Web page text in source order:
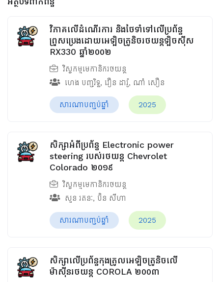
វិភាគលើដំណើរការ និងថែទាំទៅលើប្រព័ន្ធ
ព្រួសប្រេងដោយអេឡិចត្រូនិចរថយន្តឡិចស៊ីស
RX330 ឆ្នាំ២០០២
វិស្វកម្មមេកានិករថយន្ត
ហេង បញ្ចរិទ្ធ, វឿន ដារ៉ូ, ណាំ សឿន
សារណាបញ្ចប់ឆ្នាំ 2025
សិក្សាអំពីប្រព័ន្ធ Electronic power
steering របស់រថយន្ត Chevrolet
Colorado ២០១៩
វិស្វកម្មមេកានិករថយន្ត
សួន រតនៈ, ប៊ិន សីហា
សារណាបញ្ចប់ឆ្នាំ 2025
សិក្សាលើប្រព័ន្ធកុងត្រូលអេឡិចត្រូនិចលើ
ម៉ាស៊ីនរថយន្ត COROLA ២០០៣